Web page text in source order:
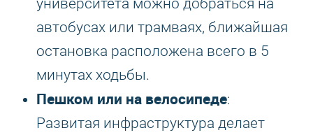
университета можно добраться на
автобусах или трамваях, ближайшая
остановка расположена всего в 5
минутах ходьбы.
Пешком или на велосипеде:
Развитая инфраструктура делает